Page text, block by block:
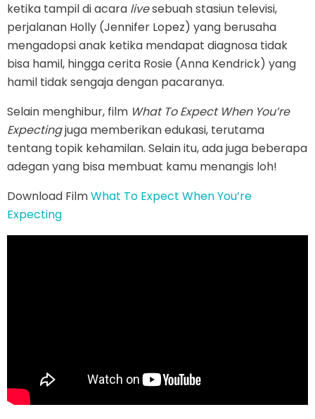
ketika tampil di acara livesebuah stasiun televisi,
perjalanan Holly (Jennifer Lopez) yang berusaha
mengadopsi anak ketika mendapat diagnosa tidak
bisa hamil, hingga cerita Rosie (Anna Kendrick) yang
hamil tidak sengaja dengan pacaranya.
Selain menghibur, film What To Expect When You’re
Expectingjuga memberikan edukasi, terutama
tentang topik kehamilan. Selain itu, ada juga beberapa
adegan yang bisa membuat kamu menangis loh!
Download FilmWhat To Expect When You’re
Expecting